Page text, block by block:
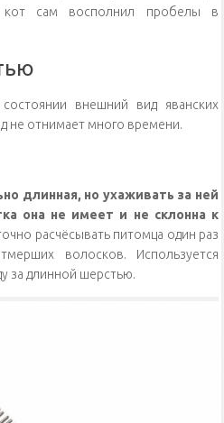
кот сам восполнил пробелы в
внешний вид яванских
не отнимает много времени.
длинная, но ухаживать за ней
она не имеет и не склонна к
расчёсывать питомца один раз
волосков. Используется
за длинной шерстью.